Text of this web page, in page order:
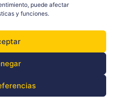
puede afectar
y funciones.